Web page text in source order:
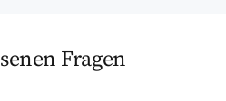
Fragen